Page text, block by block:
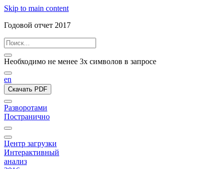
Skip to main content
Годовой отчет 2017
Необходимо не менее 3х символов в запросе
en
Скачать PDF
Разворотами
Постранично
Центр загрузки
Интерактивный
анализ